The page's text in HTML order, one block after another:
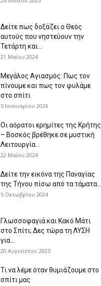
Δείτε πως δοξάζει ο Θεός
αυτούς που νηστεύουν την
Τετάρτη και...
21 Μαΐου 2024
Μεγάλος Αγιασμός: Πως τον
πίνουμε και πως τον φυλάμε
στο σπίτι
5 Ιανουαρίου 2026
Οι αόρατοι ερημίτες της Κρήτης
– Βοσκός βρέθηκε σε μυστική
Λειτουργία...
22 Μαΐου 2024
Δείτε την εικόνα της Παναγίας
της Τήνου πίσω από τα τάματα...
5 Οκτωβρίου 2024
Γλωσσοφαγιά και Κακό Μάτι
στο Σπίτι; Δες τώρα τη ΛΥΣΗ
για...
20 Αυγούστου 2025
Τι να λέμε όταν θυμιάζουμε στο
σπίτι μας